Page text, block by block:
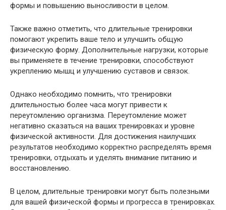
формы и повышению выносливости в целом.
Также важно отметить, что длительные тренировки
помогают укрепить ваше тело и улучшить общую
физическую форму. Дополнительные нагрузки, которые
вы применяете в течение тренировки, способствуют
укреплению мышц и улучшению суставов и связок.
Однако необходимо помнить, что тренировки
длительностью более часа могут привести к
переутомлению организма. Переутомление может
негативно сказаться на ваших тренировках и уровне
физической активности. Для достижения наилучших
результатов необходимо корректно распределять время
тренировки, отдыхать и уделять внимание питанию и
восстановлению.
В целом, длительные тренировки могут быть полезными
для вашей физической формы и прогресса в тренировках.